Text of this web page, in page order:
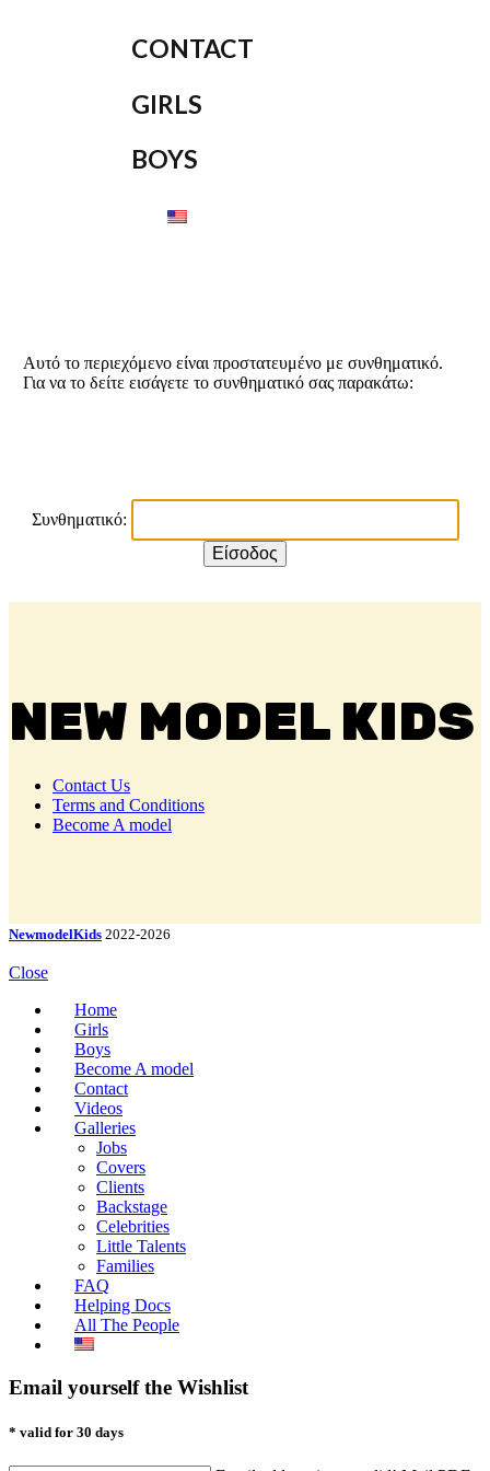
CONTACT
GIRLS
BOYS
Αυτό το περιεχόμενο είναι προστατευμένο με συνθηματικό.
Για να το δείτε εισάγετε το συνθηματικό σας παρακάτω:
Συνθηματικό:
NEW MODEL KIDS
Contact Us
Terms and Conditions
Become A model
NewmodelKids 2022-2026
Close
Home
Girls
Boys
Become A model
Contact
Videos
Galleries
Jobs
Covers
Clients
Backstage
Celebrities
Little Talents
Families
FAQ
Helping Docs
All The People
Email yourself the Wishlist
* valid for 30 days